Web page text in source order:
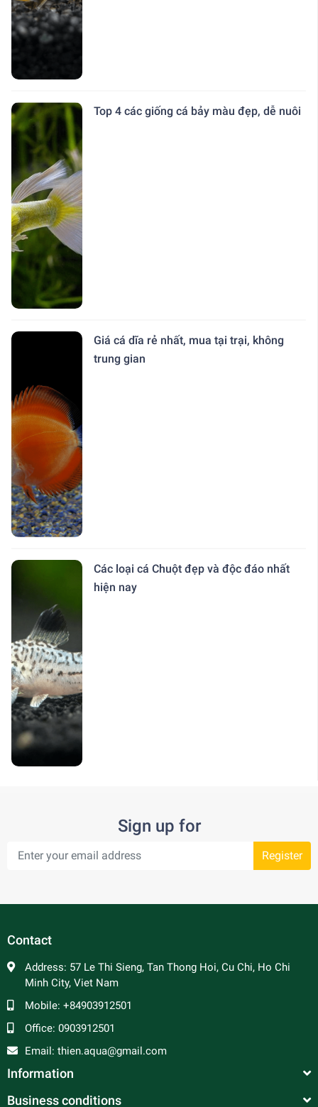
Top 4 các giống cá bảy màu đẹp, dễ nuôi
Giá cá dĩa rẻ nhất, mua tại trại, không
trung gian
Các loại cá Chuột đẹp và độc đáo nhất
hiện nay
Sign up for
Register
Contact
Address: 57 Le Thi Sieng, Tan Thong Hoi, Cu Chi, Ho Chi
Minh City, Viet Nam
Mobile: +84903912501
Office: 0903912501
Email: thien.aqua@gmail.com
Information
Business conditions